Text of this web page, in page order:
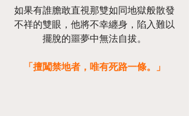
如果有誰膽敢直視那雙如同地獄般散發
不祥的雙眼，他將不幸纏身，陷入難以
擺脫的噩夢中無法自拔。
「擅闖禁地者，唯有死路一條。」